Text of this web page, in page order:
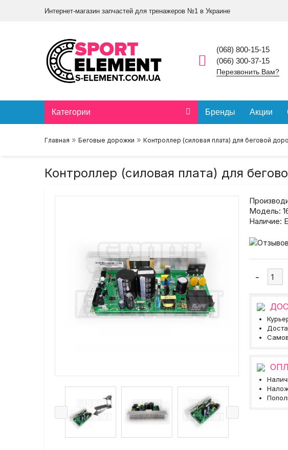
Интернет-магазин запчастей для тренажеров №1 в Украине
(068) 800-15-15
(066) 300-37-15
Перезвонить Вам?
Категории Бренды Акции
Главная » Беговые дорожки » Контроллер (силовая плата) для беговой
Контроллер (силовая плата) для
Модель:
Наличие: